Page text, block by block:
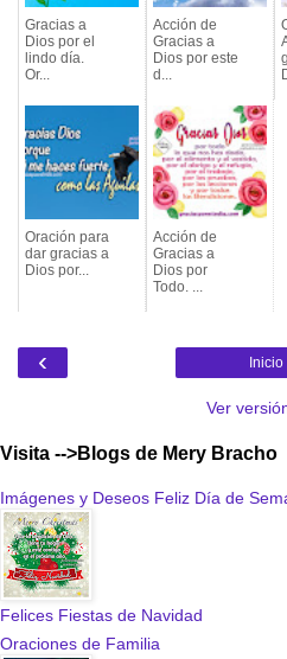
Gracias a
Dios por el
lindo día.
Or...
Acción de
Gracias a
Dios por este
d...
Oración para
dar gracias a
Dios por...
Acción de
Gracias a
Dios por
Todo. ...
‹ Inicio
Ver
Visita -->Blogs de Mery Bracho
Imágenes y Deseos Feliz Día de
Felices Fiestas de Navidad
Oraciones de Familia